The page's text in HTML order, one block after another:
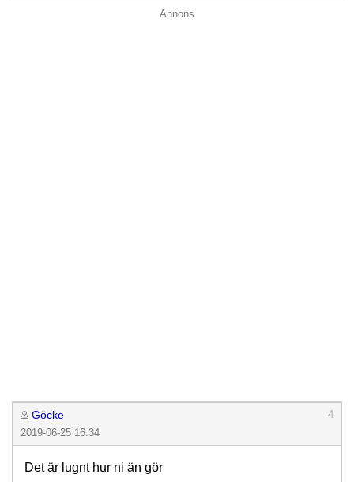
Annons
Göcke
4
2019-06-25 16:34
Det är lugnt hur ni än gör